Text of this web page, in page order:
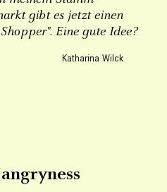
gibt es jetzt einen
Eine gute Idee?
Katharina Wilck